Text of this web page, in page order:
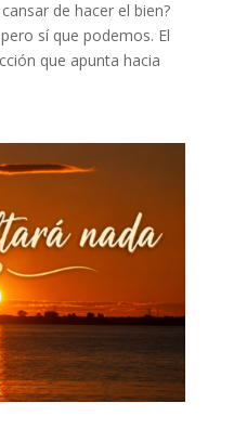
de hacer el bien?
sí que podemos. El
que apunta hacia